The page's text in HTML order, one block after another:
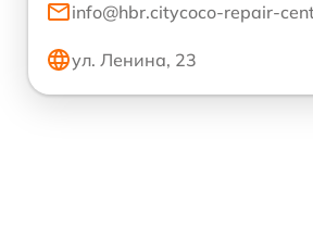
info@hbr.citycoco-repair-
ул. Ленина, 23